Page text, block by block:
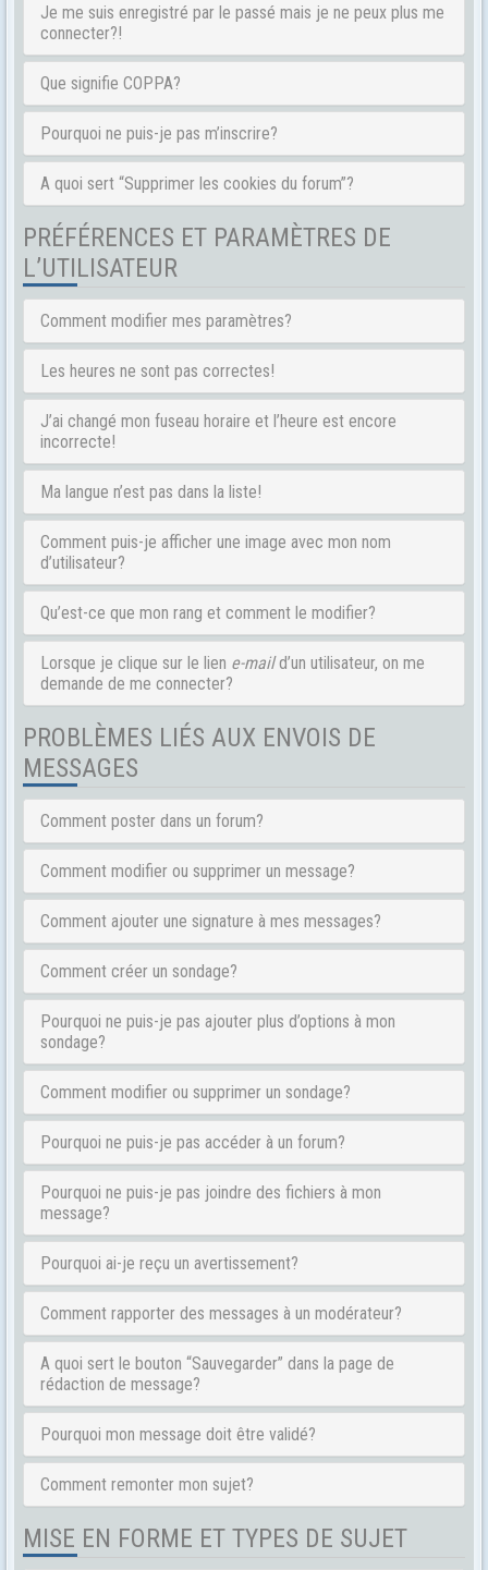
Je me suis enregistré par le passé mais je ne peux plus me
connecter?!
Que signifie COPPA?
Pourquoi ne puis-je pas m’inscrire?
A quoi sert “Supprimer les cookies du forum”?
PRÉFÉRENCES ET PARAMÈTRES DE
L’UTILISATEUR
Comment modifier mes paramètres?
Les heures ne sont pas correctes!
J’ai changé mon fuseau horaire et l’heure est encore
incorrecte!
Ma langue n’est pas dans la liste!
Comment puis-je afficher une image avec mon nom
d’utilisateur?
Qu’est-ce que mon rang et comment le modifier?
Lorsque je clique sur le lien e-maild’un utilisateur, on me
demande de me connecter?
PROBLÈMES LIÉS AUX ENVOIS DE
MESSAGES
Comment poster dans un forum?
Comment modifier ou supprimer un message?
Comment ajouter une signature à mes messages?
Comment créer un sondage?
Pourquoi ne puis-je pas ajouter plus d’options à mon
sondage?
Comment modifier ou supprimer un sondage?
Pourquoi ne puis-je pas accéder à un forum?
Pourquoi ne puis-je pas joindre des fichiers à mon
message?
Pourquoi ai-je reçu un avertissement?
Comment rapporter des messages à un modérateur?
A quoi sert le bouton “Sauvegarder” dans la page de
rédaction de message?
Pourquoi mon message doit être validé?
Comment remonter mon sujet?
MISE EN FORME ET TYPES DE SUJET